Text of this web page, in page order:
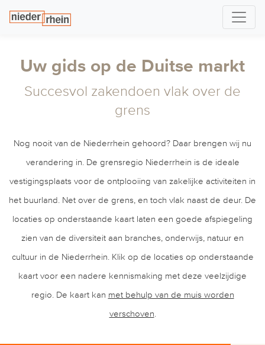
Uw gids op de Duitse markt
Succesvol zakendoen vlak over de
grens
Nog nooit van de Niederrhein gehoord? Daar brengen wij nu
verandering in. De grensregio Niederrhein is de ideale
vestigingsplaats voor de ontplooiing van zakelijke activiteiten in
het buurland. Net over de grens, en toch vlak naast de deur. De
locaties op onderstaande kaart laten een goede afspiegeling
zien van de diversiteit aan branches, onderwijs, natuur en
cultuur in de Niederrhein. Klik op de locaties op onderstaande
kaart voor een nadere kennismaking met deze veelzijdige
regio. De kaart kan met behulp van de muis worden
verschoven